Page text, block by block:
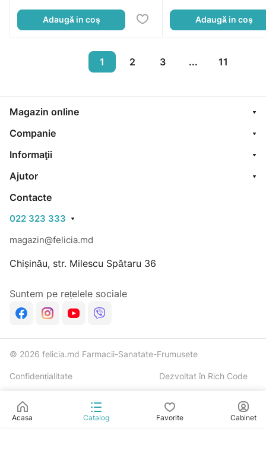
Adaugă in coş Adaugă in coş
1 2 3 ... 11
Magazin online
Companie
Informaţii
Ajutor
Contacte
022 323 333
magazin@felicia.md
Chișinău, str. Milescu Spătaru 36
Suntem pe rețelele sociale
© 2026 felicia.md Farmacii-Sanatate-Frumusete
Confidențialitate Dezvoltat în Rich Code
Acasa Catalog Favorite Cabinet